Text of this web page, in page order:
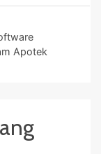
Apotek